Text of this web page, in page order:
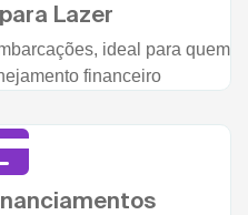
Lazer
ideal para quem
financeiro